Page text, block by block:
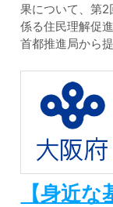
果について、第
係る住民理解促
首都推進局から
【身近